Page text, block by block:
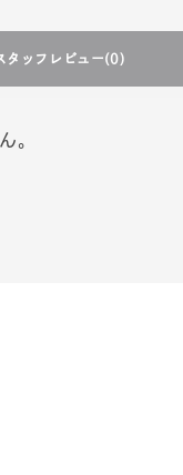
タッフレビュー(0)
。